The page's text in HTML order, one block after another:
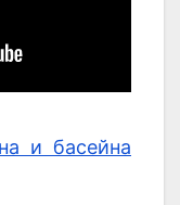
и басейна